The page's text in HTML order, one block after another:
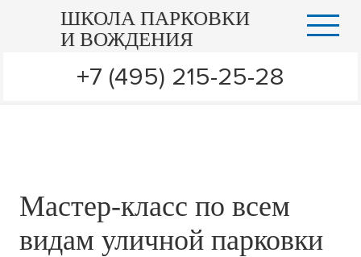
ШКОЛА ПАРКОВКИ
И ВОЖДЕНИЯ
+7 (495) 215-25-28
Мастер-класс по всем
видам уличной парковки